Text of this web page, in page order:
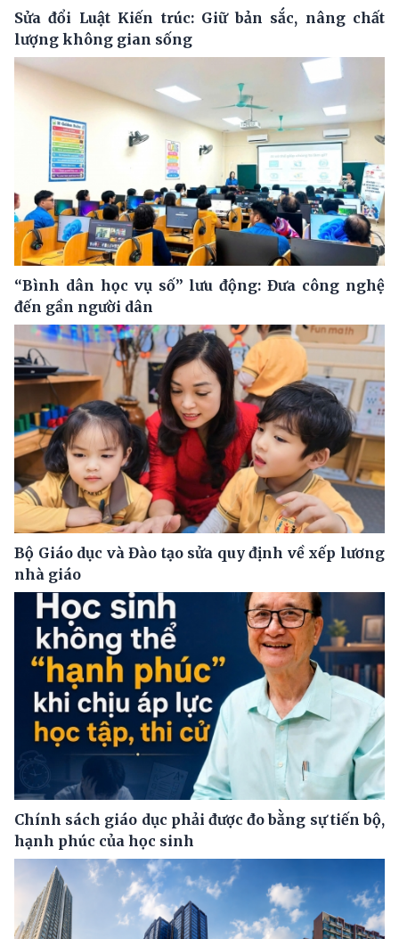
Sửa đổi Luật Kiến trúc: Giữ bản sắc, nâng chất
lượng không gian sống
“Bình dân học vụ số” lưu động: Đưa công nghệ
đến gần người dân
Bộ Giáo dục và Đào tạo sửa quy định về xếp lương
nhà giáo
Chính sách giáo dục phải được đo bằng sự tiến bộ,
hạnh phúc của học sinh